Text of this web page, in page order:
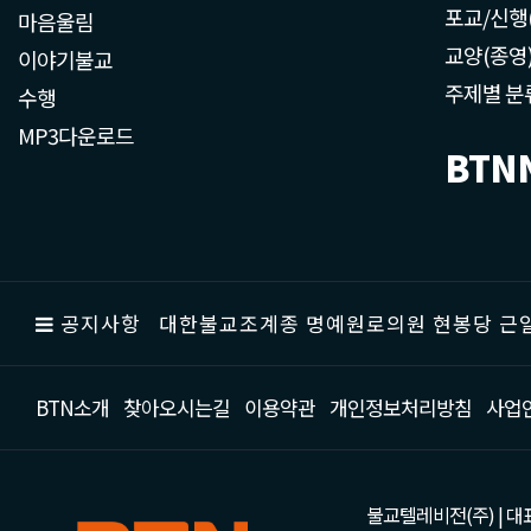
마음울림
이야기불교
수행
MP3다운로드
포교/신
교양(종
주제별 분
공지사항 대한불교조계종 명예원로의원 현봉당
BTN소개 찾아오시는길 이용약관 개인정보처리방침 사업
불교텔레비전(주) | 대